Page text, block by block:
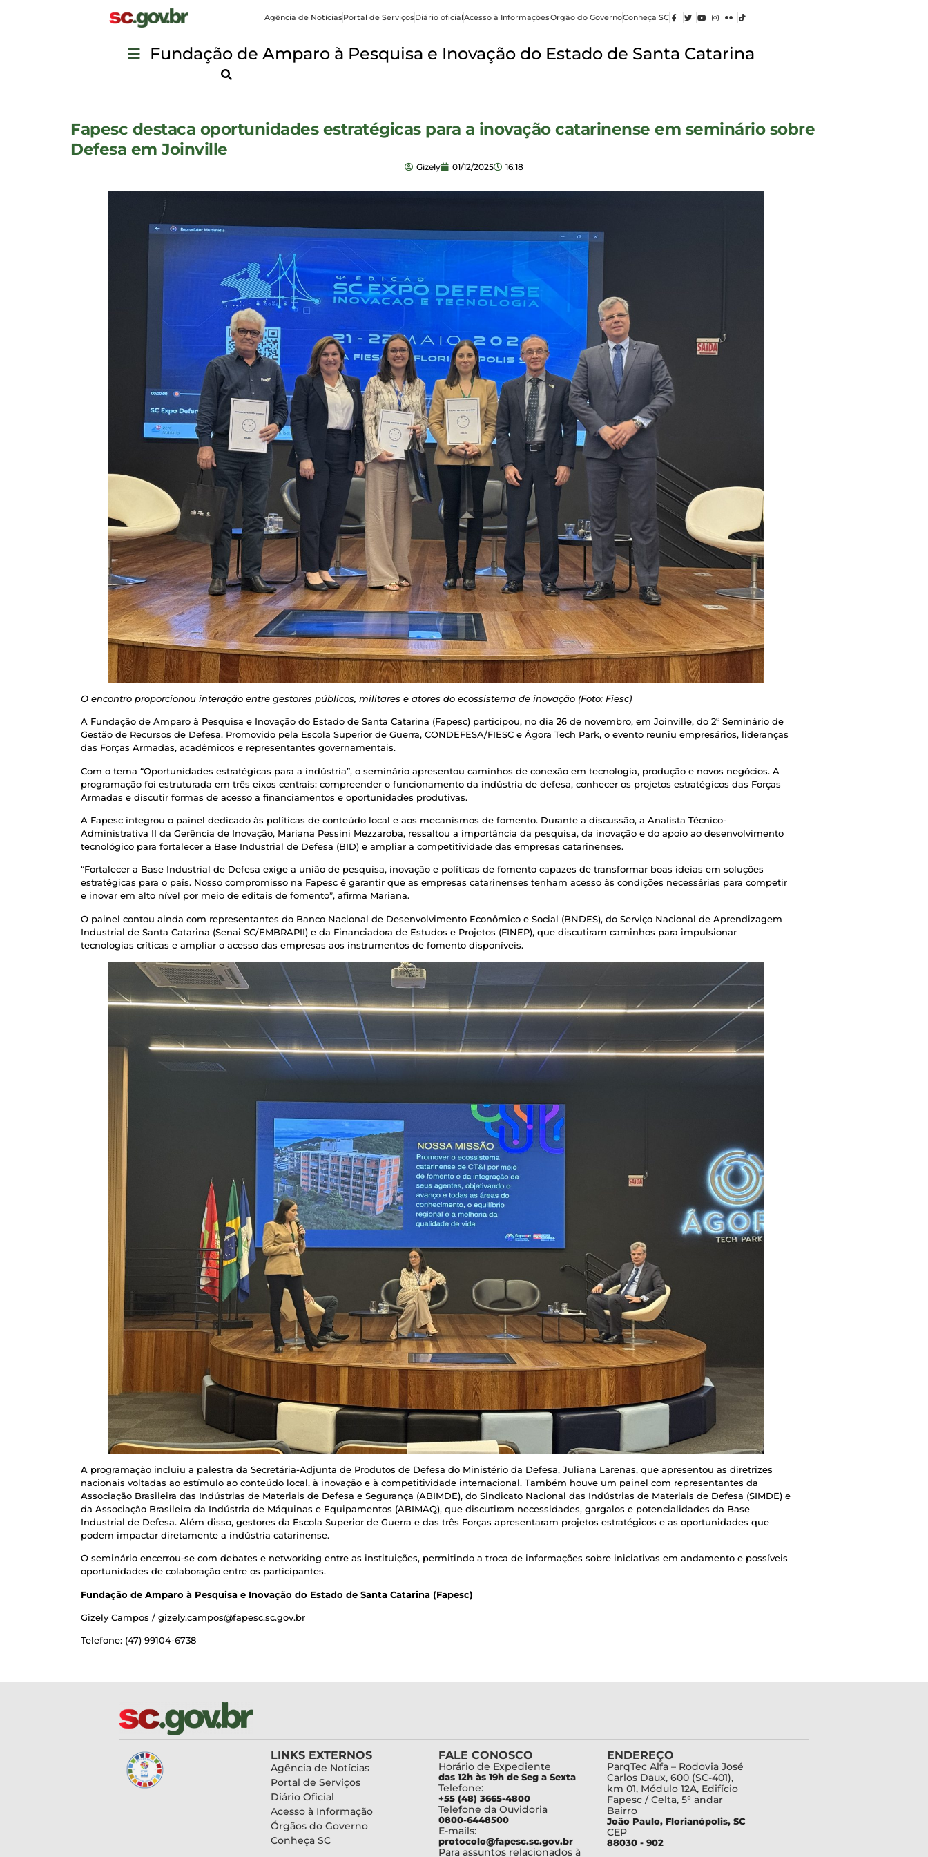
Agência de NotíciasPortal de ServiçosDiário oficialAcesso à InformaçõesOrgão do GovernoConheça SC
Fundação de Amparo à Pesquisa e Inovação do Estado de Santa Catarina
Fapesc destaca oportunidades estratégicas para a inovação catarinense em seminário sobre
Defesa em Joinville
Gizely 01/12/2025 16:18
O encontro proporcionou interação entre gestores públicos, militares e atores do ecossistema de inovação (Foto: Fiesc)
A Fundação de Amparo à Pesquisa e Inovação do Estado de Santa Catarina (Fapesc) participou, no dia 26 de novembro, em Joinville, do 2º Seminário de
Gestão de Recursos de Defesa. Promovido pela Escola Superior de Guerra, CONDEFESA/FIESC e Ágora Tech Park, o evento reuniu empresários, lideranças
das Forças Armadas, acadêmicos e representantes governamentais.
Com o tema “Oportunidades estratégicas para a indústria”, o seminário apresentou caminhos de conexão em tecnologia, produção e novos negócios. A
programação foi estruturada em três eixos centrais: compreender o funcionamento da indústria de defesa, conhecer os projetos estratégicos das Forças
Armadas e discutir formas de acesso a financiamentos e oportunidades produtivas.
A Fapesc integrou o painel dedicado às políticas de conteúdo local e aos mecanismos de fomento. Durante a discussão, a Analista Técnico-
Administrativa II da Gerência de Inovação, Mariana Pessini Mezzaroba, ressaltou a importância da pesquisa, da inovação e do apoio ao desenvolvimento
tecnológico para fortalecer a Base Industrial de Defesa (BID) e ampliar a competitividade das empresas catarinenses.
“Fortalecer a Base Industrial de Defesa exige a união de pesquisa, inovação e políticas de fomento capazes de transformar boas ideias em soluções
estratégicas para o país. Nosso compromisso na Fapesc é garantir que as empresas catarinenses tenham acesso às condições necessárias para competir
e inovar em alto nível por meio de editais de fomento”, afirma Mariana.
O painel contou ainda com representantes do Banco Nacional de Desenvolvimento Econômico e Social (BNDES), do Serviço Nacional de Aprendizagem
Industrial de Santa Catarina (Senai SC/EMBRAPII) e da Financiadora de Estudos e Projetos (FINEP), que discutiram caminhos para impulsionar
tecnologias críticas e ampliar o acesso das empresas aos instrumentos de fomento disponíveis.
A programação incluiu a palestra da Secretária-Adjunta de Produtos de Defesa do Ministério da Defesa, Juliana Larenas, que apresentou as diretrizes
nacionais voltadas ao estímulo ao conteúdo local, à inovação e à competitividade internacional. Também houve um painel com representantes da
Associação Brasileira das Indústrias de Materiais de Defesa e Segurança (ABIMDE), do Sindicato Nacional das Indústrias de Materiais de Defesa (SIMDE) e
da Associação Brasileira da Indústria de Máquinas e Equipamentos (ABIMAQ), que discutiram necessidades, gargalos e potencialidades da Base
Industrial de Defesa. Além disso, gestores da Escola Superior de Guerra e das três Forças apresentaram projetos estratégicos e as oportunidades que
podem impactar diretamente a indústria catarinense.
O seminário encerrou-se com debates e networking entre as instituições, permitindo a troca de informações sobre iniciativas em andamento e possíveis
oportunidades de colaboração entre os participantes.
Fundação de Amparo à Pesquisa e Inovação do Estado de Santa Catarina (Fapesc)
Gizely Campos / gizely.campos@fapesc.sc.gov.br
Telefone: (47) 99104-6738
LINKS EXTERNOS
Agência de Notícias
Portal de Serviços
Diário Oficial
Acesso à Informação
Órgãos do Governo
Conheça SC
FALE CONOSCO
Horário de Expediente
das 12h às 19h de Seg a Sexta
Telefone:
+55 (48) 3665-4800
Telefone da Ouvidoria
0800-6448500
E-mails:
protocolo@fapesc.sc.gov.br
Para assuntos relacionados à
ENDEREÇO
ParqTec Alfa – Rodovia José
Carlos Daux, 600 (SC-401),
km 01, Módulo 12A, Edifício
Fapesc / Celta, 5° andar
Bairro
João Paulo, Florianópolis, SC
CEP
88030 - 902